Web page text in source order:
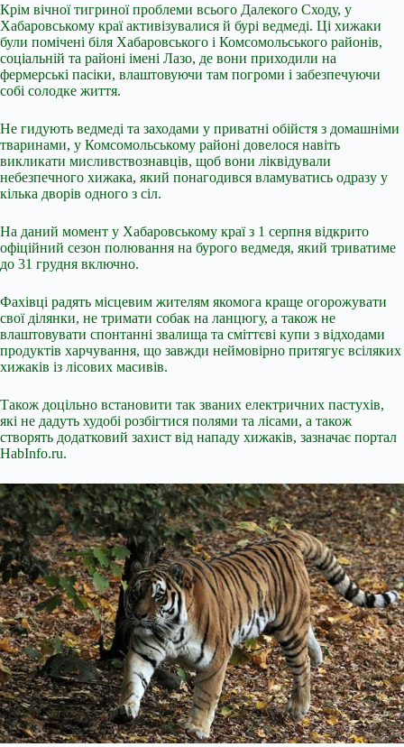
Крім вічної тигриної проблеми всього Далекого Сходу, у
Хабаровському краї активізувалися й бурі ведмеді. Ці хижаки
були помічені біля Хабаровського і Комсомольського районів,
соціальній та районі імені Лазо, де вони приходили на
фермерські пасіки, влаштовуючи там погроми і забезпечуючи
собі солодке життя.
Не гидують ведмеді та заходами у приватні обійстя з домашніми
тваринами, у Комсомольському районі довелося навіть
викликати мисливствознавців, щоб вони ліквідували
небезпечного хижака, який понагодився вламуватись одразу у
кілька дворів одного з сіл.
На даний момент у Хабаровському краї з 1 серпня відкрито
офіційний сезон полювання на бурого ведмедя, який триватиме
до 31 грудня включно.
Фахівці радять місцевим жителям якомога краще огорожувати
свої ділянки, не тримати собак на ланцюгу, а також не
влаштовувати спонтанні звалища та сміттєві купи з відходами
продуктів харчування, що завжди неймовірно притягує всіляких
хижаків із лісових масивів.
Також доцільно встановити так званих електричних пастухів,
які не дадуть худобі розбігтися полями та лісами, а також
створять додатковий захист від нападу хижаків, зазначає портал
HabInfo.ru.